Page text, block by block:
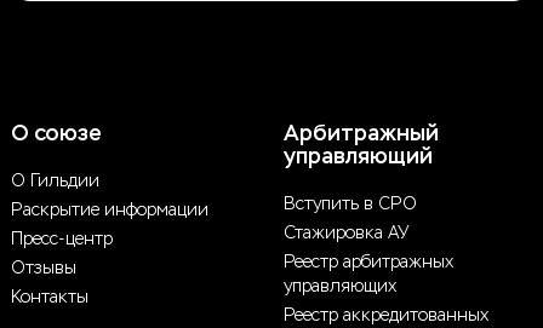
О союзе
О Гильдии
Раскрытие информации
Пресс-центр
Отзывы
Контакты
Арбитражный
управляющий
Вступить в СРО
Стажировка АУ
Реестр арбитражных
управляющих
Реестр аккредитованных